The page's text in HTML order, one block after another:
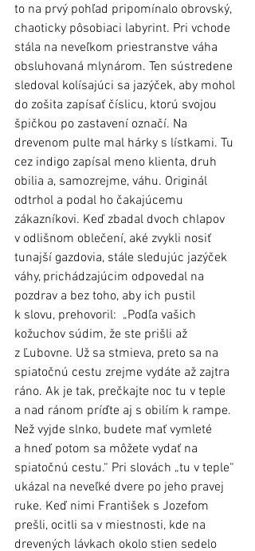
to na prvý pohľad pripomínalo obrovský,
chaoticky pôsobiaci labyrint. Pri vchode
stála na neveľkom priestranstve váha
obsluhovaná mlynárom. Ten sústredene
sledoval kolísajúci sa jazýček, aby mohol
do zošita zapísať číslicu, ktorú svojou
špičkou po zastavení označí. Na
drevenom pulte mal hárky s lístkami. Tu
cez indigo zapísal meno klienta, druh
obilia a, samozrejme, váhu. Originál
odtrhol a podal ho čakajúcemu
zákazníkovi. Keď zbadal dvoch chlapov
v odlišnom oblečení, aké zvykli nosiť
tunajší gazdovia, stále sledujúc jazýček
váhy, prichádzajúcim odpovedal na
pozdrav a bez toho, aby ich pustil
k slovu, prehovoril:  „Podľa vašich
kožuchov súdim, že ste prišli až
z Ľubovne. Už sa stmieva, preto sa na
spiatočnú cestu zrejme vydáte až zajtra
ráno. Ak je tak, prečkajte noc tu v teple
a nad ránom príďte aj s obilím k rampe.
Než vyjde slnko, budete mať vymleté
a hneď potom sa môžete vydať na
spiatočnú cestu.“ Pri slovách „tu v teple“
ukázal na neveľké dvere po jeho pravej
ruke. Keď nimi František s Jozefom
prešli, ocitli sa v miestnosti, kde na
drevených lávkach okolo stien sedelo